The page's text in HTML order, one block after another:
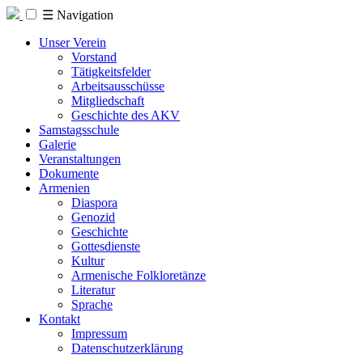
☰ Navigation
Unser Verein
Vorstand
Tätigkeitsfelder
Arbeitsausschüsse
Mitgliedschaft
Geschichte des AKV
Samstagsschule
Galerie
Veranstaltungen
Dokumente
Armenien
Diaspora
Genozid
Geschichte
Gottesdienste
Kultur
Armenische Folkloretänze
Literatur
Sprache
Kontakt
Impressum
Datenschutzerklärung